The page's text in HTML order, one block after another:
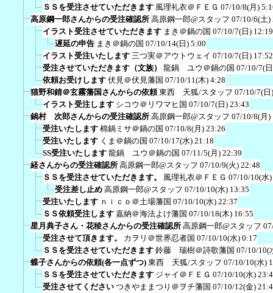
ＳＳを受注させていただきます 風理礼衣＠ＦＥＧ 07/10/8(月)
高原鋼一郎さんからの受注確認所 高原鋼一郎@スタッフ 07/10/6(土)
イラスト受注させていただきます まき＠鍋の国 07/10/7(日) 12:19
遅延の申告 まき＠鍋の国 07/10/14(日) 5:00
イラスト受注いたします 三つ実＠アウトウェイ 07/10/7(日) 17:52
受注させていただきます（文族）
龍鍋 ユウ＠鍋の国 07/10/7(
依頼お受けします 伏見＠伏見藩国 07/10/11(木) 4:28
猫野和錆＠玄霧藩国さんからの依頼 東西 天狐/スタッフ 07/10/7(日
イラスト受注します シコウ＠リワマヒ国 07/10/7(日) 23:43
鍋村 次郎さんからの受注確認所 高原鋼一郎@スタッフ 07/10/8(月)
受注いたします 棉鍋ミサ＠鍋の国 07/10/8(月) 23:26
受注いたします くま＠鍋の国 07/10/17(水) 21:18
SS受注いたします 龍鍋 ユウ＠鍋の国 07/11/5(月) 22:39
経さんからの受注確認所 高原鋼一郎@スタッフ 07/10/9(火) 22:48
ＳＳを受注させていただきます。
風理礼衣＠ＦＥＧ 07/10/10(水
受注差し止め 高原鋼一郎@スタッフ 07/10/10(水) 13:35
受注いたします ｎｉｃｏ＠土場藩国 07/10/10(水) 22:37
ＳＳ依頼受注します 嘉納＠海法よけ藩国 07/10/18(木) 16:55
星月典子さん・花稜さんからの受注確認所 高原鋼一郎@スタッフ
受注させて頂きます。
カヲリ＠世界忍者国 07/10/10(水) 0:17
ＳＳを受注させていただきます 鈴藤 瑞樹＠詩歌藩国 07/10/10(
蝶子さんからの依頼(各一点ずつ) 東西 天狐/スタッフ 07/10/10(水)
ＳＳを受注させていただきます ジャイ＠ＦＥＧ 07/10/10(水)
受注させてください つきやままつり＠ヲチ藩国 07/10/12(金)